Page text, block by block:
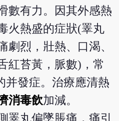
數有力。因其外感熱
火熱盛的症狀(睪丸
劇烈，壯熱、口渴、
紅苔黃，脈數)，常
并發症。治療應清熱
消毒飲加減。
睪丸偏墜脹痛，痛引